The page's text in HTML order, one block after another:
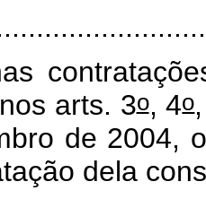
arts. 3o, 4o
de 2004,
dela